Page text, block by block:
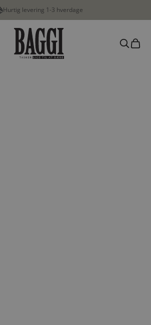
Hurtig levering 1-3 hverdage
BAGGI
Søg